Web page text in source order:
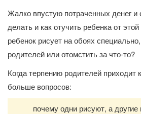
Жалко впустую потраченных денег и
делать и как отучить ребенка от
ребенок рисует на обоях
родителей или отомстить за что-то?
Когда терпению родителей приходит
больше вопросов:
почему одни рисуют, а другие